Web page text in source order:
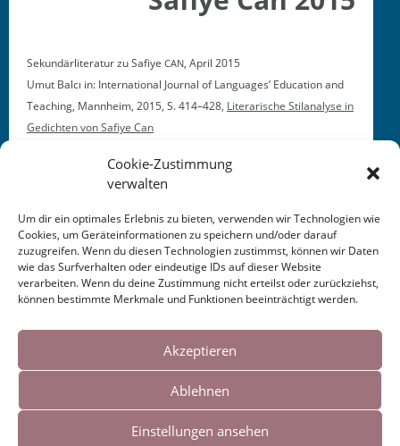
Cookies helfen uns bei der Bereitstellung
unserer Inhalte und Dienste. Durch die
weitere Nutzung der Webseite stimmen Sie
der Verwendung von Cookies zu.
Okay!
Cookie-Zustimmung
verwalten
Um dir ein optimales Erlebnis zu bieten, verwenden wir Technologien wie
Cookies, um Geräteinformationen zu speichern und/oder darauf
zuzugreifen. Wenn du diesen Technologien zustimmst, können wir Daten
wie das Surfverhalten oder eindeutige IDs auf dieser Website
verarbeiten. Wenn du deine Zustimmung nicht erteilst oder zurückziehst,
können bestimmte Merkmale und Funktionen beeinträchtigt werden.
Akzeptieren
Ablehnen
Einstellungen ansehen
Sekundär­lit­er­atur zu Safiye CAN, April 2015
Umut Bal­cı in: Inter­na­tion­al Jour­nal of Lan­guages’ Edu­ca­tion and
Teach­ing, Mannheim, 2015, S. 414–428, Lit­er­arische Sti­l­analyse in
Gedicht­en von Safiye Can
This entry was posted inKALENDER. Bookmark the
permalink.
Presseartikel Kreisstadt
Saarlouis 2015
Lesung Heinrich Heine
Club —OF2015→
Impressum|Links